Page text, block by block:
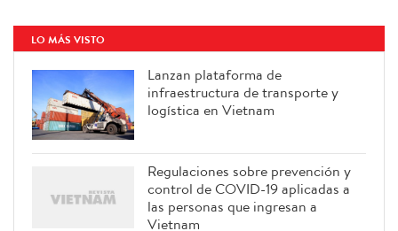
LO MÁS VISTO
Lanzan plataforma de
infraestructura de transporte y
logística en Vietnam
Regulaciones sobre prevención y
control de COVID-19 aplicadas a
las personas que ingresan a
Vietnam